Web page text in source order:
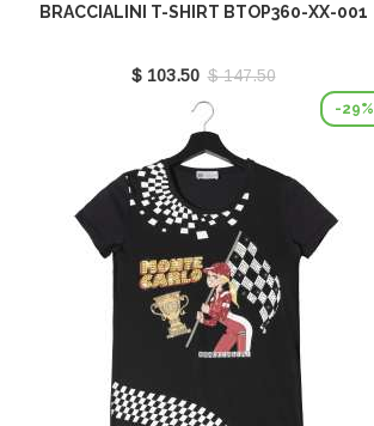
BRACCIALINI T-SHIRT BTOP360-XX-001
$ 103.50 $ 147.50
-29%